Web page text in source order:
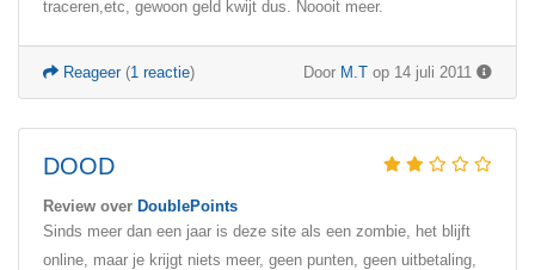
traceren,etc, gewoon geld kwijt dus. Noooit meer.
Door M.T op 14 juli 2011
Reageer(1 reactie)
DOOD
Review over DoublePoints
Sinds meer dan een jaar is deze site als een zombie, het blijft
online, maar je krijgt niets meer, geen punten, geen uitbetaling,